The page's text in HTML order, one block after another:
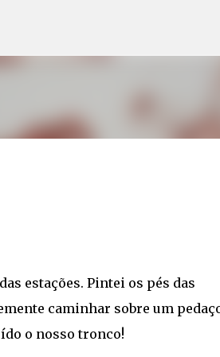
estações. Pintei os pés das
caminhar sobre um
o nosso tronco!